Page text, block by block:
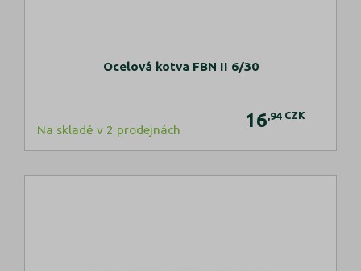
Ocelová kotva FBN II 6/30
Na skladě v 2 prodejnách 16 ,94 CZK